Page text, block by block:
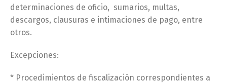
determinaciones de oficio, sumarios, multas,
descargos, clausuras e intimaciones de pago, entre
otros.
Excepciones:
* Procedimientos de fiscalización correspondientes a